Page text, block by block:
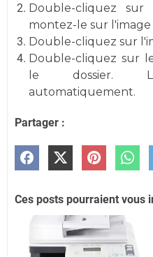
Double-cliquez
montez-le sur l'image
Double-cliquez sur
Double-cliquez sur
le dossier.
automatiquement.
Partager :
Ces posts pourraient vous